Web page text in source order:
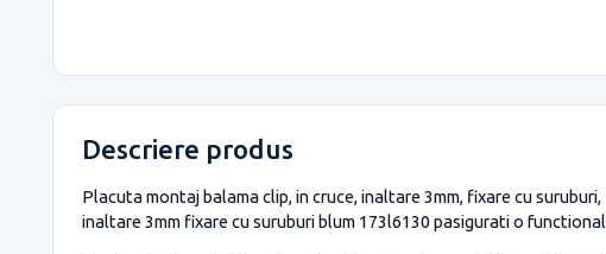
Descriere produs
Placuta montaj balama clip, in cruce, inaltare 3mm, fixare cu
inaltare 3mm fixare cu suruburi blum 173l6130 pasigurati o